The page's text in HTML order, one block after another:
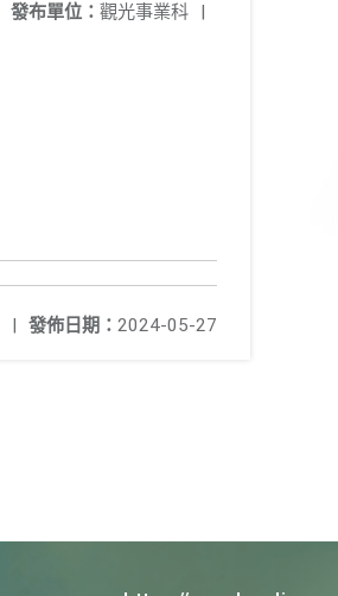
發布單位： 觀光事業科 |
發佈日期： 2024-05-27
|